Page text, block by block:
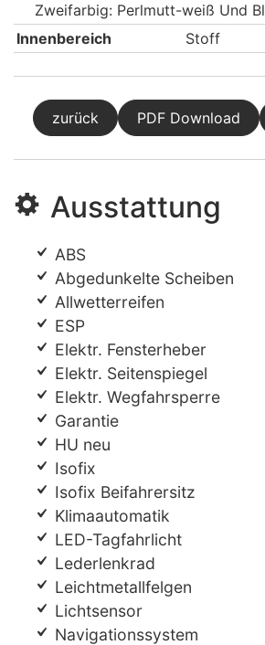
Zweifarbig: Perlmutt-weiß Und Bl
Innenbereich
Stoff
zurück PDF Download
Ausstattung
ABS
Abgedunkelte Scheiben
Allwetterreifen
ESP
Elektr. Fensterheber
Elektr. Seitenspiegel
Elektr. Wegfahrsperre
Garantie
HU neu
Isofix
Isofix Beifahrersitz
Klimaautomatik
LED-Tagfahrlicht
Lederlenkrad
Leichtmetallfelgen
Lichtsensor
Navigationssystem